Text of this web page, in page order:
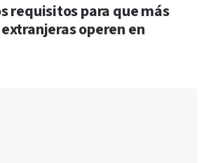
requisitos para que más
operen en